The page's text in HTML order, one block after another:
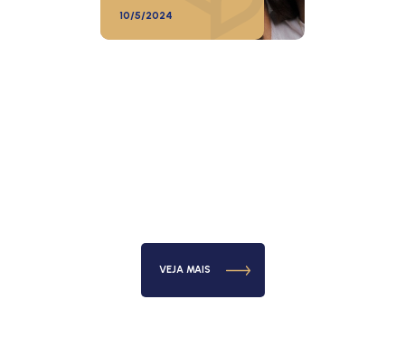
10/5/2024
VEJA MAIS